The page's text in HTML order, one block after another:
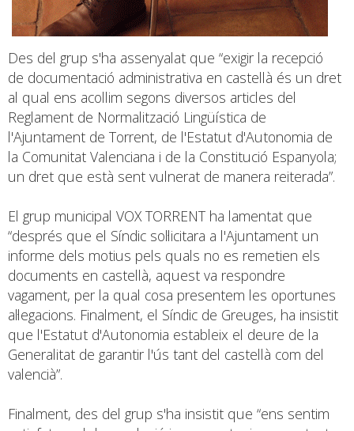
Des del grup s'ha assenyalat que “exigir la recepció
de documentació administrativa en castellà és un dret
al qual ens acollim segons diversos articles del
Reglament de Normalització Lingüística de
l'Ajuntament de Torrent, de l'Estatut d'Autonomia de
la Comunitat Valenciana i de la Constitució Espanyola;
un dret que està sent vulnerat de manera reiterada”.
El grup municipal VOX TORRENT ha lamentat que
“després que el Síndic sol·licitara a l'Ajuntament un
informe dels motius pels quals no es remetien els
documents en castellà, aquest va respondre
vagament, per la qual cosa presentem les oportunes
al·legacions. Finalment, el Síndic de Greuges, ha insistit
que l'Estatut d'Autonomia estableix el deure de la
Generalitat de garantir l'ús tant del castellà com del
valencià”.
Finalment, des del grup s'ha insistit que “ens sentim